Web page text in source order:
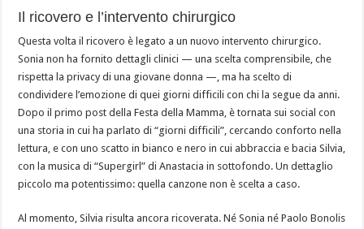
Il ricovero e l’intervento chirurgico
Questa volta il ricovero è legato a un nuovo intervento chirurgico.
Sonia non ha fornito dettagli clinici — una scelta comprensibile, che
rispetta la privacy di una giovane donna —, ma ha scelto di
condividere l’emozione di quei giorni difficili con chi la segue da anni.
Dopo il primo post della Festa della Mamma, è tornata sui social con
una storia in cui ha parlato di “giorni difficili”, cercando conforto nella
lettura, e con uno scatto in bianco e nero in cui abbraccia e bacia Silvia,
con la musica di “Supergirl” di Anastacia in sottofondo. Un dettaglio
piccolo ma potentissimo: quella canzone non è scelta a caso.
Al momento, Silvia risulta ancora ricoverata. Né Sonia né Paolo Bonolis